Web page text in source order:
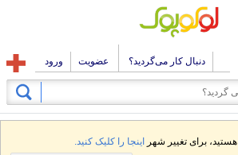
دنبال کار می‌گردید؟ عضویت ورود
هستید، برای تغییر شهر اینجا را کلیک کنید.